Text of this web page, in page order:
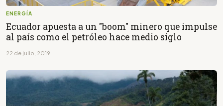
ENERGÍA
Ecuador apuesta a un "boom" minero que impulse
al país como el petróleo hace medio siglo
22 de julio, 2019